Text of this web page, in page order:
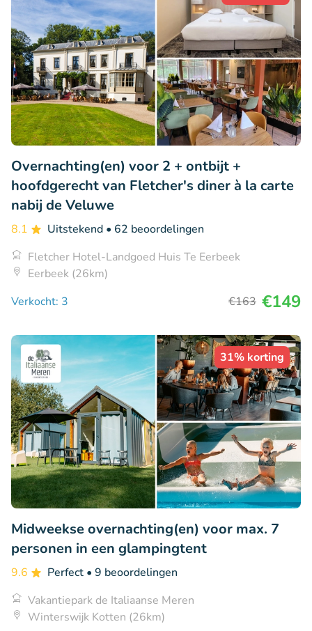
Overnachting(en) voor 2 + ontbijt +
hoofdgerecht van Fletcher's diner à la carte
nabij de Veluwe
8.1 Uitstekend • 62 beoordelingen
Fletcher Hotel-Landgoed Huis Te Eerbeek
Eerbeek (26km)
Verkocht: 3
€163 €149
31% korting
Midweekse overnachting(en) voor max. 7
personen in een glampingtent
9.6 Perfect • 9 beoordelingen
Vakantiepark de Italiaanse Meren
Winterswijk Kotten (26km)